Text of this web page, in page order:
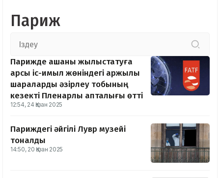
Париж
Парижде ақшаны жылыстатуға
қарсы іс-қимыл жөніндегі қаржылық
шараларды әзірлеу тобының
кезекті Пленарлық апталығы өтті
12:54, 24 Қазан 2025
Париждегі әйгілі Лувр музейі
тоналды
14:50, 20 Қазан 2025